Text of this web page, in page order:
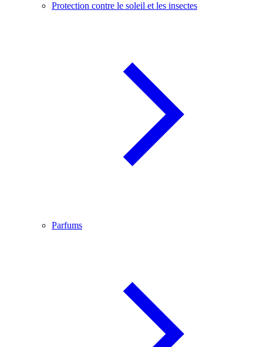
Protection contre le soleil et les insectes
Parfums